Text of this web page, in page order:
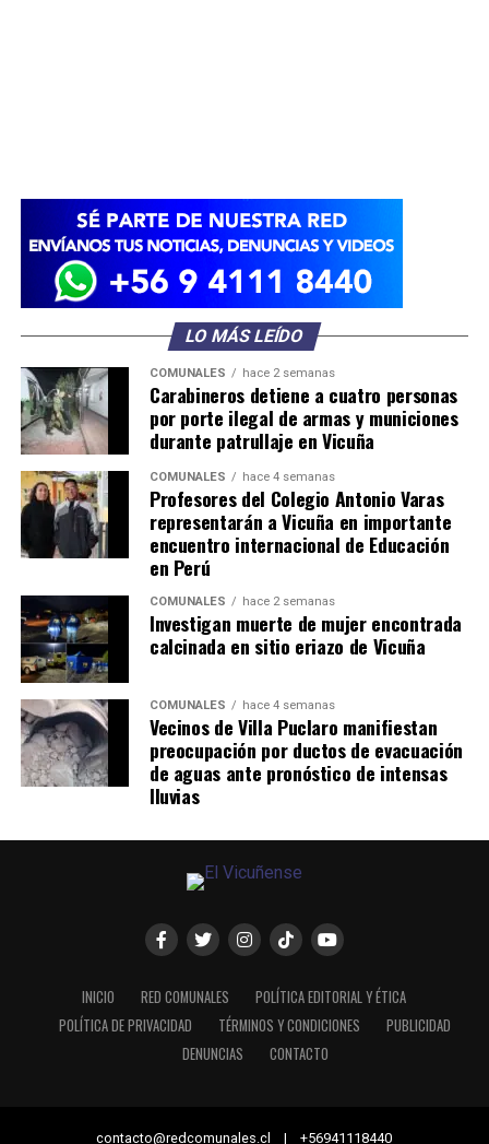
LO MÁS LEÍDO
COMUNALES hace 2 semanas
Carabineros detiene a cuatro personas
por porte ilegal de armas y municiones
durante patrullaje en Vicuña
COMUNALES hace 4 semanas
Profesores del Colegio Antonio Varas
representarán a Vicuña en importante
encuentro internacional de Educación
en Perú
COMUNALES hace 2 semanas
Investigan muerte de mujer encontrada
calcinada en sitio eriazo de Vicuña
COMUNALES hace 4 semanas
Vecinos de Villa Puclaro manifiestan
preocupación por ductos de evacuación
de aguas ante pronóstico de intensas
lluvias
INICIO RED COMUNALES
POLÍTICA EDITORIAL Y ÉTICA
POLÍTICA DE PRIVACIDAD
TÉRMINOS Y CONDICIONES
PUBLICIDAD
DENUNCIAS
CONTACTO
contacto@redcomunales.cl | +56941118440